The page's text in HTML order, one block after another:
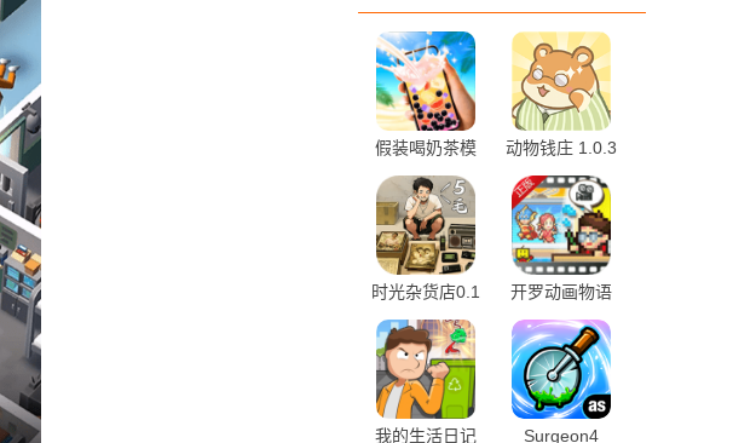
假装喝奶茶模
拟 1.0
动物钱庄 1.0.3
安卓版
时光杂货店0.1
折 3.3.0 最新
版
开罗动画物语
1.10 官方版
我的生活日记
Surgeon4